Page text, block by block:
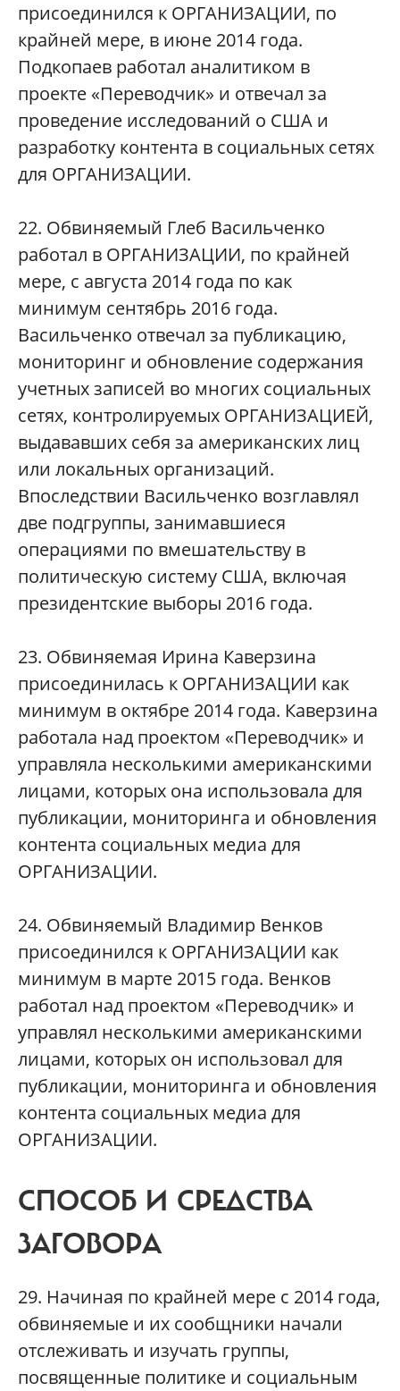
присоединился к ОРГАНИЗАЦИИ, по
крайней мере, в июне 2014 года.
Подкопаев работал аналитиком в
проекте «Переводчик» и отвечал за
проведение исследований о США и
разработку контента в социальных сетях
для ОРГАНИЗАЦИИ.
22. Обвиняемый Глеб Васильченко
работал в ОРГАНИЗАЦИИ, по крайней
мере, с августа 2014 года по как
минимум сентябрь 2016 года.
Васильченко отвечал за публикацию,
мониторинг и обновление содержания
учетных записей во многих социальных
сетях, контролируемых ОРГАНИЗАЦИЕЙ,
выдававших себя за американских лиц
или локальных организаций.
Впоследствии Васильченко возглавлял
две подгруппы, занимавшиеся
операциями по вмешательству в
политическую систему США, включая
президентские выборы 2016 года.
23. Обвиняемая Ирина Каверзина
присоединилась к ОРГАНИЗАЦИИ как
минимум в октябре 2014 года. Каверзина
работала над проектом «Переводчик» и
управляла несколькими американскими
лицами, которых она использовала для
публикации, мониторинга и обновления
контента социальных медиа для
ОРГАНИЗАЦИИ.
24. Обвиняемый Владимир Венков
присоединился к ОРГАНИЗАЦИИ как
минимум в марте 2015 года. Венков
работал над проектом «Переводчик» и
управлял несколькими американскими
лицами, которых он использовал для
публикации, мониторинга и обновления
контента социальных медиа для
ОРГАНИЗАЦИИ.
СПОСОБ И СРЕДСТВА
ЗАГОВОРА
29. Начиная по крайней мере с 2014 года,
обвиняемые и их сообщники начали
отслеживать и изучать группы,
посвященные политике и социальным